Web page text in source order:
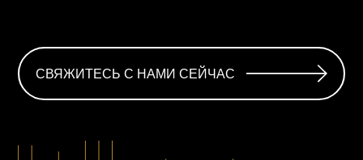
СВЯЖИТЕСЬ С НАМИ СЕЙЧАС